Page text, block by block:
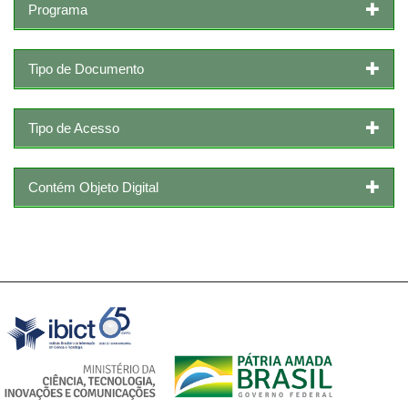
Programa
Tipo de Documento
Tipo de Acesso
Contém Objeto Digital